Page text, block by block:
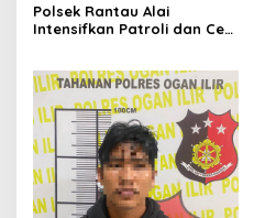
Polsek Rantau Alai
Intensifkan Patroli dan Cek